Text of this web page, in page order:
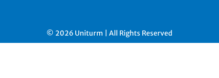
© 2026 Uniturm | All Rights Reserved